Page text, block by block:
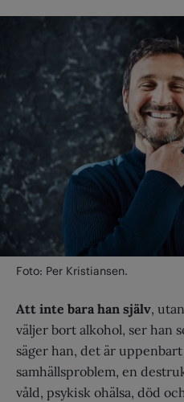
Foto: Per Kristiansen.
Att inte bara han själv,
väljer bort alkohol, ser han
säger han, det är
samhällsproblem, en
våld, psykisk ohälsa, död